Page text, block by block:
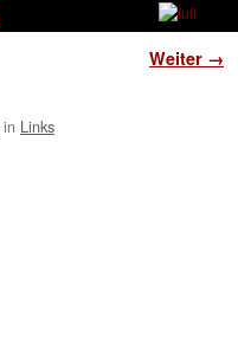
Weiter →
in Links